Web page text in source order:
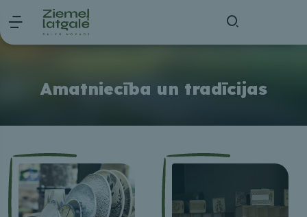
Amatniecība un tradīcijas